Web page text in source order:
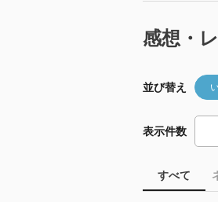
感想・
並び替え
表示件数
すべて